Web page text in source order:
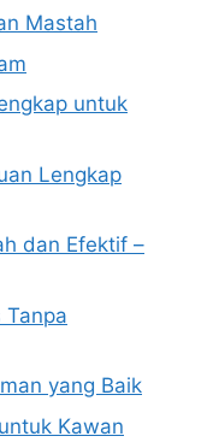
Mastah
untuk
Lengkap
dan Efektif –
Tanpa
yang Baik
Kawan